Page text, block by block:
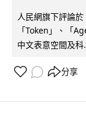
人民網旗下評論
「Token」、「
中文表意空間及科
分享